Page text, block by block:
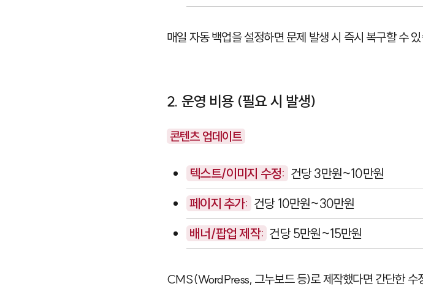
매일 자동 백업을 설정하면 문제 발생 시 즉시 복구할 수
2. 운영 비용 (필요 시 발생)
콘텐츠 업데이트
텍스트/이미지 수정: 건당 3만원~10만원
페이지 추가: 건당 10만원~30만원
배너/팝업 제작: 건당 5만원~15만원
CMS(WordPress, 그누보드 등)로 제작했다면 간단한 수